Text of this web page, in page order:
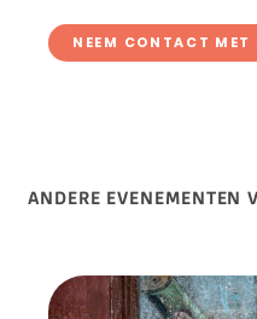
NEEM CONTACT MET
ANDERE EVENEMENTEN